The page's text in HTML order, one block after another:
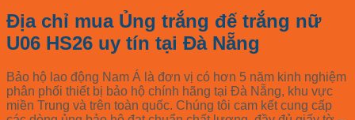
Địa chỉ mua Ủng trắng đế trắng nữ
U06 HS26 uy tín tại Đà Nẵng
Bảo hộ lao động Nam Á là đơn vị có hơn 5 năm kinh nghiệm
phân phối thiết bị bảo hộ chính hãng tại Đà Nẵng, khu vực
miền Trung và trên toàn quốc. Chúng tôi cam kết cung cấp